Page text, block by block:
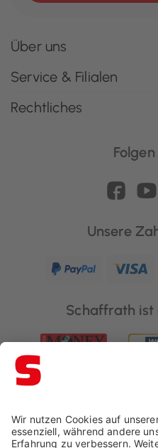
Über uns
Service & Filialen
Rechtliches
Unsere
Schaffrath ist